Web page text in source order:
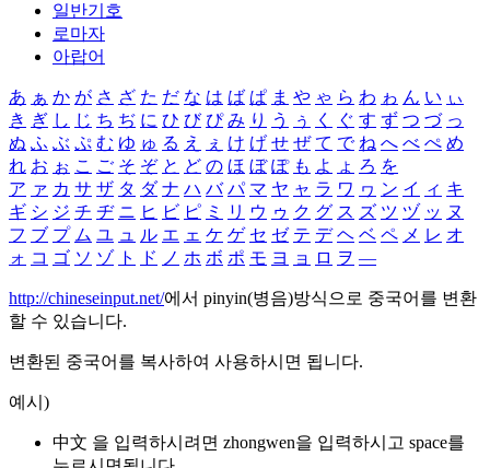
일반기호
로마자
아랍어
あ ぁ か が さ ざ た だ な は ば ぱ ま や ゃ ら わ ゎ ん い ぃ
き ぎ し じ ち ぢ に ひ び ぴ み り う ぅ く ぐ す ず つ づ っ
ぬ ふ ぶ ぷ む ゆ ゅ る え ぇ け げ せ ぜ て で ね へ べ ぺ め
れ お ぉ こ ご そ ぞ と ど の ほ ぼ ぽ も よ ょ ろ を
ア ァ カ サ ザ タ ダ ナ ハ バ パ マ ヤ ャ ラ ワ ヮ ン イ ィ キ
ギ シ ジ チ ヂ ニ ヒ ビ ピ ミ リ ウ ゥ ク グ ス ズ ツ ヅ ッ ヌ
フ ブ プ ム ユ ュ ル エ ェ ケ ゲ セ ゼ テ デ ヘ ベ ペ メ レ オ
ォ コ ゴ ソ ゾ ト ド ノ ホ ボ ポ モ ヨ ョ ロ ヲ ―
http://chineseinput.net/에서 pinyin(병음)방식으로 중국어를 변환
할 수 있습니다.
변환된 중국어를 복사하여 사용하시면 됩니다.
예시)
中文 을 입력하시려면 zhongwen을 입력하시고 space를